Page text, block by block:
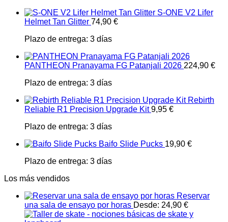
S-ONE V2 Lifer
Helmet Tan Glitter 74,90 €
Plazo de entrega: 3 días
PANTHEON Pranayama FG Patanjali 2026 224,90 €
Plazo de entrega: 3 días
Rebirth
Reliable R1 Precision Upgrade Kit 9,95 €
Plazo de entrega: 3 días
Baifo Slide Pucks 19,90 €
Plazo de entrega: 3 días
Los más vendidos
Reservar
una sala de ensayo por horas Desde: 24,90 €